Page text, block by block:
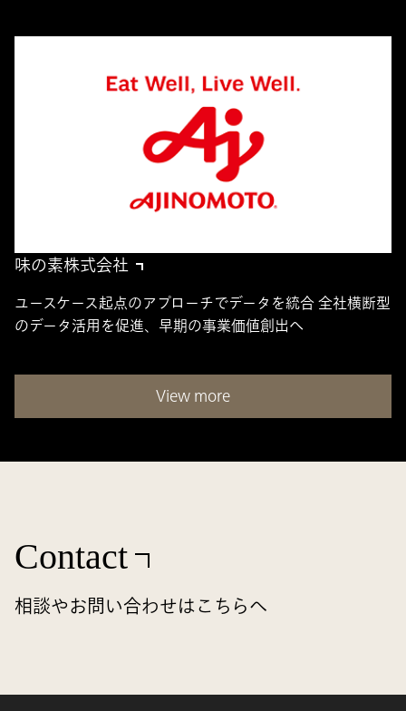
味の素株式会社
ユースケース起点のアプローチでデータを統合 全社横断型
のデータ活用を促進、早期の事業価値創出へ
View more
Contact
相談やお問い合わせはこちらへ